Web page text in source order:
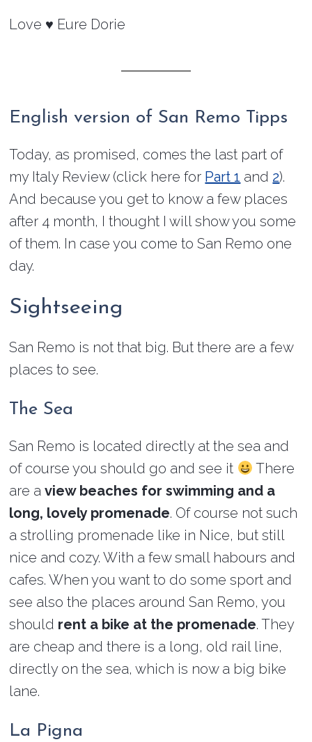
Love ♥ Eure Dorie
English version of San Remo Tipps
Today, as promised, comes the last part of
my Italy Review (click here for Part 1 and 2).
And because you get to know a few places
after 4 month, I thought I will show you some
of them. In case you come to San Remo one
day.
Sightseeing
San Remo is not that big. But there are a few
places to see.
The Sea
San Remo is located directly at the sea and
of course you should go and see it
There
are aview beaches for swimming and a
long, lovely promenade. Of course not such
a strolling promenade like in Nice, but still
nice and cozy. With a few small habours and
cafes. When you want to do some sport and
see also the places around San Remo, you
should rent a bike at the promenade. They
are cheap and there is a long, old rail line,
directly on the sea, which is now a big bike
lane.
La Pigna